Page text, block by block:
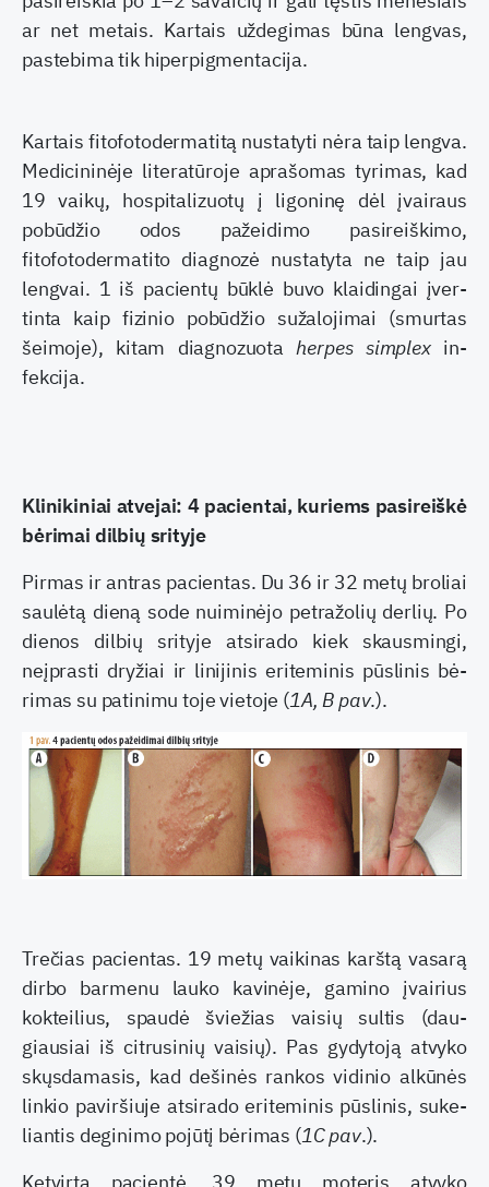
ar net metais. Kartais uždegimas būna lengvas,
pastebima tik hiperpigmentacija.
Kartais fitofotodermatitą nustatyti nėra taip lengva.
Medicininėje literatūroje aprašomas ty­rimas, kad
19 vaikų, hospitalizuotų į ligoninę dėl įvairaus
pobūdžio odos pažeidimo pasireiškimo,
fitofotodermatito diagnozė nustatyta ne taip jau
lengvai. 1 iš pacientų būklė buvo klaidingai įver­
tinta kaip fizinio pobūdžio sužalojimai (smurtas
šeimoje), kitam diagnozuotaherpes simplex in­
fekcija.
Klinikiniai atvejai: 4 pacientai, kuriems pasireiškė
bėrimai dilbių srityje
Pirmas ir antras pacientas. Du 36 ir 32 metų bro­liai
saulėtą dieną sode nuiminėjo petražolių derlių. Po
dienos dilbių srityje atsirado kiek skausmingi,
neįprasti dryžiai ir linijinis eriteminis pūslinis bė­
rimas su patinimu toje vietoje (1A, B pav.).
Trečias pacientas. 19 metų vaikinas karštą va­sarą
dirbo barmenu lauko kavinėje, gamino įvai­rius
kokteilius, spaudė šviežias vaisių sultis (dau­
giausiai iš citrusinių vaisių). Pas gydytoją atvyko
skųsdamasis, kad dešinės rankos vidinio alkūnės
linkio paviršiuje atsirado eriteminis pūslinis, suke­
liantis deginimo pojūtį bėrimas (1C pav.).